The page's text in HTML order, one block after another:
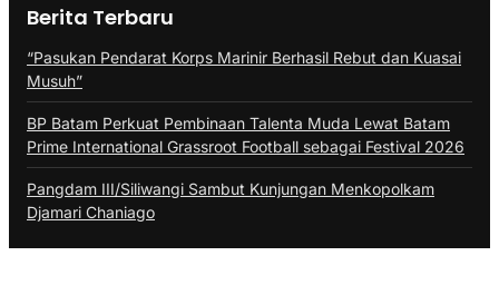
Berita Terbaru
“Pasukan Pendarat Korps Marinir Berhasil Rebut dan Kuasai
Musuh”
BP Batam Perkuat Pembinaan Talenta Muda Lewat Batam
Prime International Grassroot Football sebagai Festival 2026
Pangdam III/Siliwangi Sambut Kunjungan Menkopolkam
Djamari Chaniago